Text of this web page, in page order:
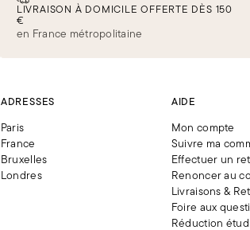
LIVRAISON À DOMICILE OFFERTE DÈS 150
€
en France métropolitaine
ADRESSES
Paris
France
Bruxelles
Londres
AIDE
Mon compte
Suivre ma
Effectuer un
Renoncer au
Livraisons &
Foire aux
Réduction